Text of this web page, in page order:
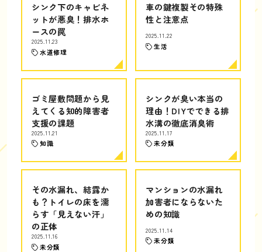
シンク下のキャビネ
ットが悪臭！排水ホ
ースの罠
2025.11.23
水道修理
車の鍵複製その特殊
性と注意点
2025.11.22
生活
ゴミ屋敷問題から見
えてくる知的障害者
支援の課題
2025.11.21
知識
シンクが臭い本当の
理由！DIYでできる排
水溝の徹底消臭術
2025.11.17
未分類
その水漏れ、結露か
も？トイレの床を濡
らす「見えない汗」
の正体
2025.11.16
未分類
マンションの水漏れ
加害者にならないた
めの知識
2025.11.14
未分類